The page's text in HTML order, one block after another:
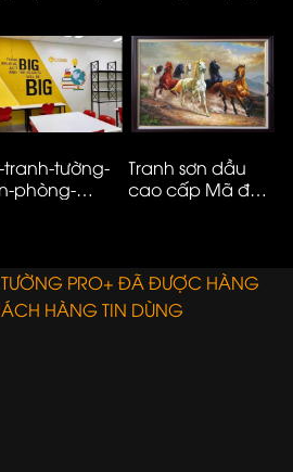
tranh-tường-
phòng-
Tranh sơn dầu
cao cấp Mã đáo
TƯỜNG PRO+ ĐÃ ĐƯỢC HÀNG
HÀNG TIN DÙNG